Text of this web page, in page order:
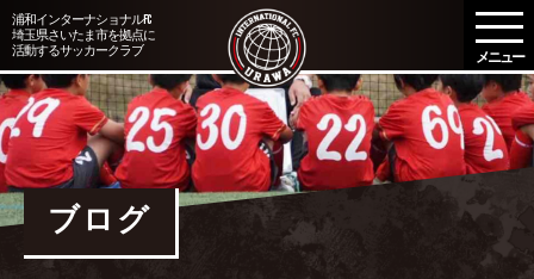
浦和インターナショナルFC
埼玉県さいたま市を拠点に
活動するサッカークラブ
メ
ニ
ュ
ー
を
開
ブログ